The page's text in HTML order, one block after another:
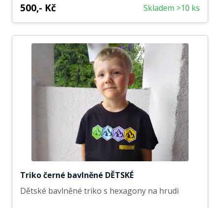
500,- Kč Skladem >10 ks
Triko černé bavlněné DĚTSKÉ
Dětské bavlněné triko s hexagony na hrudi